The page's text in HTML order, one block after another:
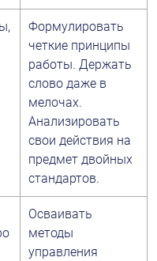
Формулировать
четкие принципы
работы. Держать
слово даже в
мелочах.
Анализировать
свои действия на
предмет двойных
стандартов.
Осваивать
методы
управления